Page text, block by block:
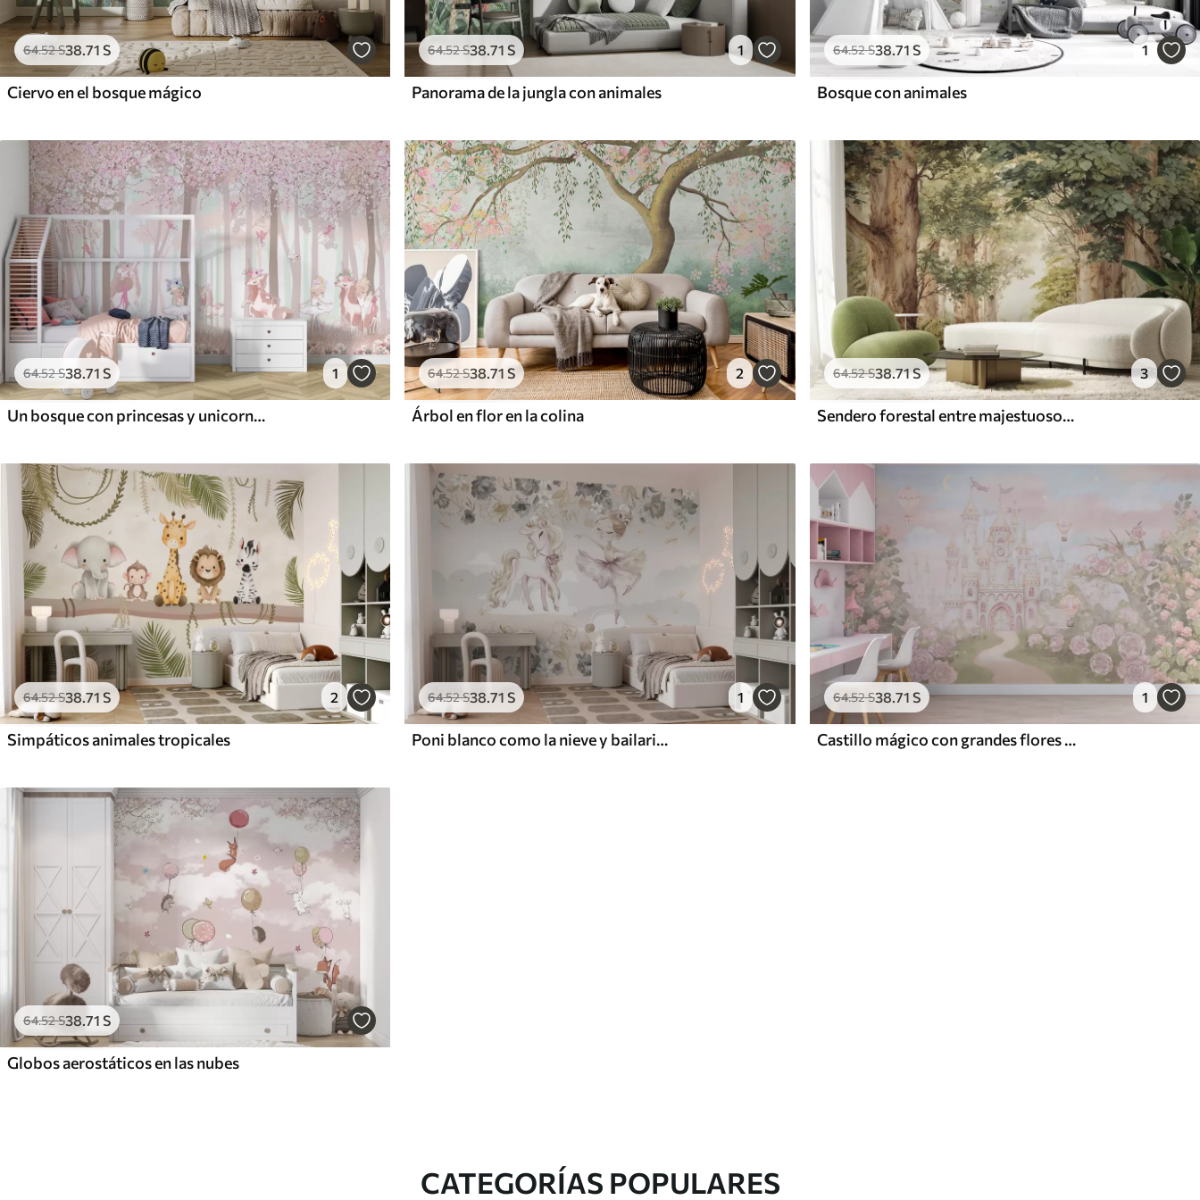
64.52S38 .71 S
Ciervo en el bosque mágico
64.52S38 .71 S 1
Panorama de la jungla con animales
64.52S38.71 S 1
Bosque con animales
64.52S38.71 S 1
Un bosque con princesas y unicornios
64.52S38.71 S 2
Árbol en flor en la colina
64.52S38.71S 3
Sendero forestal entre majestuosos árboles en estilo acuarela
64.52S38.71 S 2
Simpáticos animales tropicales
64.52S38 .71 S 1
Poni blanco como la nieve y bailarina entre flores y nubes
64.52S38 .71 S 1
Castillo mágico con grandes flores y árboles
64.52S38.71 S
Globos aerostáticos en las nubes
CATEGORÍAS POPULARES